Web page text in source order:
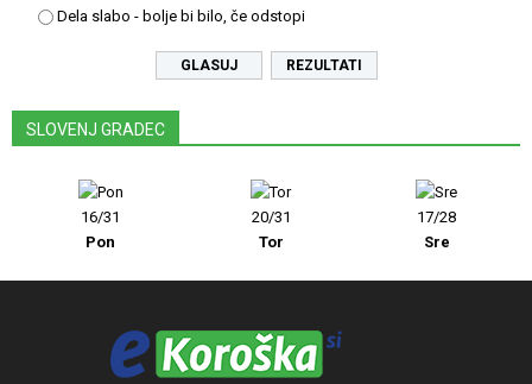
Dela slabo - bolje bi bilo, če odstopi
REZULTATI
SLOVENJ GRADEC
16/31
Pon
20/31
Tor
17/28
Sre